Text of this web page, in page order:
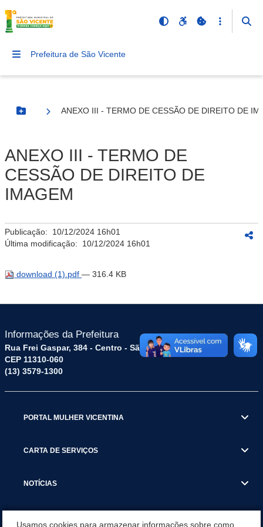
Prefeitura de São Vicente
Botão Menu
ANEXO III - TERMO DE CESSÃO DE DIREITO DE
ANEXO III - TERMO DE
CESSÃO DE DIREITO DE
IMAGEM
Publicação: 10/12/2024 16h01
Última modificação: 10/12/2024 16h01
download (1).pdf — 316.4 KB
Informações da Prefeitura
Rua Frei Gaspar, 384 - Centro - São Vicente / SP
CEP 11310-060
(13) 3579-1300
PORTAL MULHER VICENTINA
CARTA DE SERVIÇOS
NOTÍCIAS
Usamos cookies para armazenar informações sobre como